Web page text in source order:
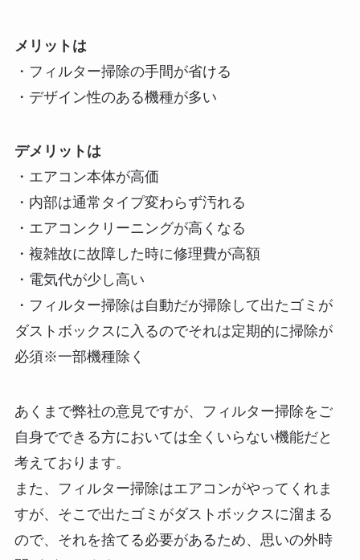
メリットは
・フィルター掃除の手間が省ける
・デザイン性のある機種が多い
デメリットは
・エアコン本体が高価
・内部は通常タイプ変わらず汚れる
・エアコンクリーニングが高くなる
・複雑故に故障した時に修理費が高額
・電気代が少し高い
・フィルター掃除は自動だが掃除して出たゴミが
ダストボックスに入るのでそれは定期的に掃除が
必須※一部機種除く
あくまで弊社の意見ですが、フィルター掃除をご
自身でできる方においては全くいらない機能だと
考えております。
また、フィルター掃除はエアコンがやってくれま
すが、そこで出たゴミがダストボックスに溜まる
ので、それを捨てる必要があるため、思いの外時